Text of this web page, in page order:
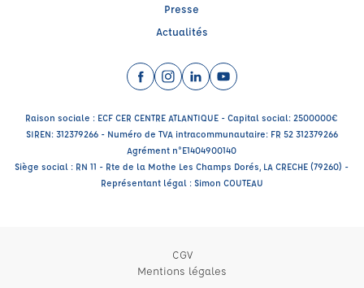
Presse
Actualités
Facebook (nouvelle fenêtre)
Instagram (nouvelle fenêtre)
LinkedIn (nouvelle fenêtre)
YouTube (nouvelle
Raison sociale : ECF CER CENTRE ATLANTIQUE - Capital social: 2500000€
SIREN: 312379266 - Numéro de TVA intracommunautaire: FR 52 312379266
Agrément n°E1404900140
Siège social : RN 11 - Rte de la Mothe Les Champs Dorés, LA CRECHE (79260) -
Représentant légal : Simon COUTEAU
CGV
Mentions légales